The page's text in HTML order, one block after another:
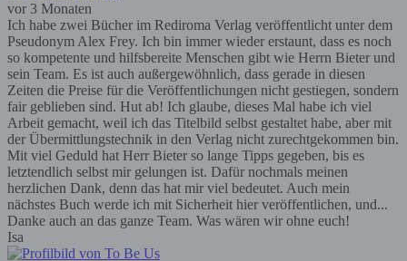
vor 3 Monaten
Ich habe zwei Bücher im Rediroma Verlag veröffentlicht unter dem
Pseudonym Alex Frey. Ich bin immer wieder erstaunt, dass es noch
so kompetente und hilfsbereite Menschen gibt wie Herrn Bieter und
sein Team. Es ist auch außergewöhnlich, dass gerade in diesen
Zeiten die Preise für die Veröffentlichungen nicht gestiegen, sondern
fair geblieben sind. Hut ab! Ich glaube, dieses Mal habe ich viel
Arbeit gemacht, weil ich das Titelbild selbst gestaltet habe, aber mit
der Übermittlungstechnik in den Verlag nicht zurechtgekommen bin.
Mit viel Geduld hat Herr Bieter so lange Tipps gegeben, bis es
letztendlich selbst mir gelungen ist. Dafür nochmals meinen
herzlichen Dank, denn das hat mir viel bedeutet. Auch mein
nächstes Buch werde ich mit Sicherheit hier veröffentlichen, und...
Danke auch an das ganze Team. Was wären wir ohne euch!
Isa